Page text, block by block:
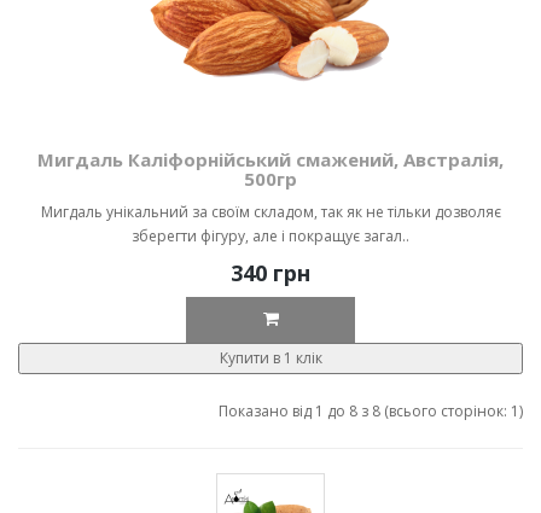
Мигдаль Каліфорнійський смажений, Австралія,
500гр
Мигдаль унікальний за своїм складом, так як не тільки дозволяє
зберегти фігуру, але і покращує загал..
340 грн
Купити в 1 клік
Показано від 1 до 8 з 8 (всього сторінок: 1)